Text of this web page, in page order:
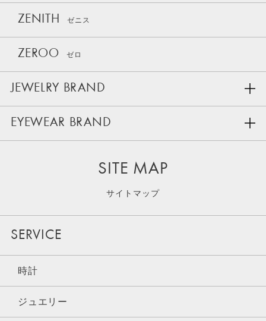
ZENITH ゼニス
ZEROO ゼロ
JEWELRY BRAND
EYEWEAR BRAND
SITE MAP
サイトマップ
SERVICE
時計
ジュエリー